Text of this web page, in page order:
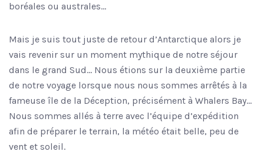
boréales ou australes…
Mais je suis tout juste de retour d’Antarctique alors je
vais revenir sur un moment mythique de notre séjour
dans le grand Sud… Nous étions sur la deuxième partie
de notre voyage lorsque nous nous sommes arrêtés à la
fameuse île de la Déception, précisément à Whalers Bay…
Nous sommes allés à terre avec l’équipe d’expédition
afin de préparer le terrain, la météo était belle, peu de
vent et soleil.